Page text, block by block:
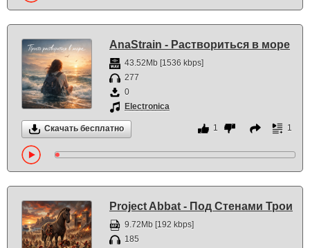
AnaStrain - Раствориться в море
43.52Mb [1536 kbps]
277
0
Electronica
Скачать бесплатно 1 1
Project Abbat - Под Стенами Трои
9.72Mb [192 kbps]
185